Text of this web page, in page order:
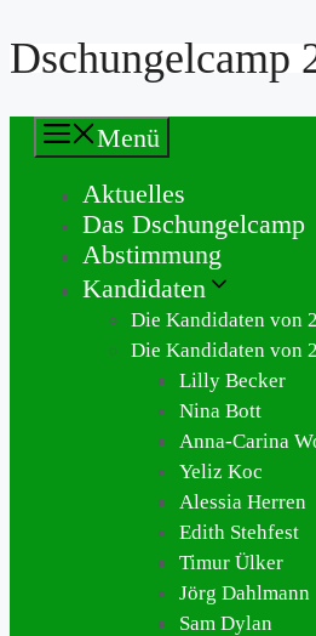
Zum
springen
Dschungelcamp
Menü
Aktuelles
Das Dschungelcamp
Abstimmung
Kandidaten
Die Kandidaten von
Die Kandidaten von
Lilly Becker
Nina Bott
Anna-Carina
Yeliz Koc
Alessia Herren
Edith Stehfest
Timur Ülker
Jörg Dahlmann
Sam Dylan